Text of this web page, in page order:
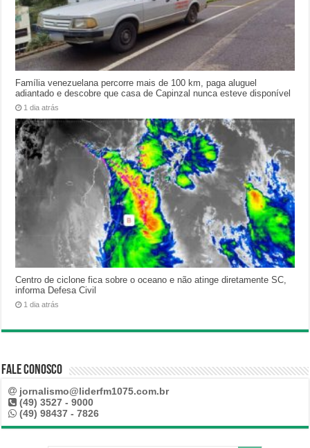
Família venezuelana percorre mais de 100 km, paga aluguel
adiantado e descobre que casa de Capinzal nunca esteve disponível
1 dia atrás
Centro de ciclone fica sobre o oceano e não atinge diretamente SC,
informa Defesa Civil
1 dia atrás
Fale Conosco
jornalismo@liderfm1075.com.br
(49) 3527 - 9000
(49) 98437 - 7826